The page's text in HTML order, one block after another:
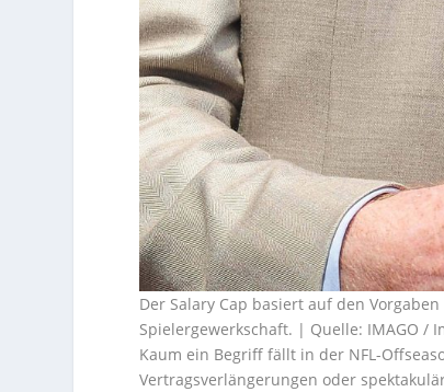
Der Salary Cap basiert auf den
Spielergewerkschaft. | Quelle: IMAGO /
Kaum ein Begriff fällt in der NFL-
Vertragsverlängerungen oder